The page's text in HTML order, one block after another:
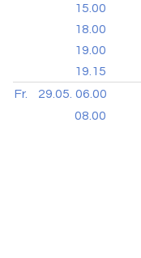
15.00
18.00
19.00
19.15
Fr.
29.05. 06.00
08.00